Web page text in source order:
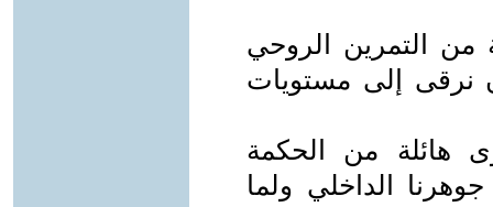
من التمرين الروحي
نرقى إلى مستويات
هائلة من الحكمة
الداخلي ولما